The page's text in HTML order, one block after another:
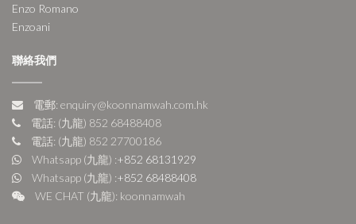
Enzo Romano
Enzoani
聯絡我們
電郵: enquiry@koonnamwah.com.hk
電話: (九龍) 852 68488408
電話: (九龍) 852 27700186
Whatsapp (九龍) :+852 68131929
Whatsapp (九龍) :+852 68488408
WE CHAT (九龍): koonnamwah